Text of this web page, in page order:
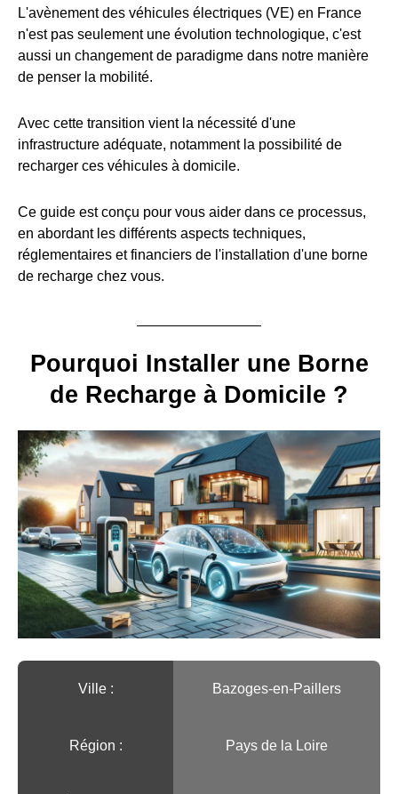
L'avènement des véhicules électriques (VE) en France
n'est pas seulement une évolution technologique, c'est
aussi un changement de paradigme dans notre manière
de penser la mobilité.
Avec cette transition vient la nécessité d'une
infrastructure adéquate, notamment la possibilité de
recharger ces véhicules à domicile.
Ce guide est conçu pour vous aider dans ce processus,
en abordant les différents aspects techniques,
réglementaires et financiers de l'installation d'une borne
de recharge chez vous.
Pourquoi Installer une Borne
de Recharge à Domicile ?
Ville :️ Bazoges-en-Paillers
Région :️ Pays de la Loire